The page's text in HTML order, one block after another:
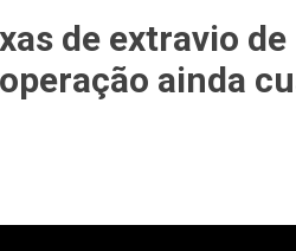
de extravio de
ainda